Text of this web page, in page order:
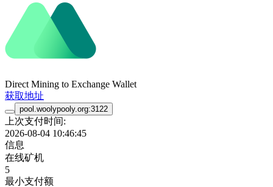
Direct Mining to Exchange Wallet
获取地址
pool.woolypooly.org:3122
上次支付时间:
2026-08-04 10:46:45
信息
在线矿机
5
最小支付额